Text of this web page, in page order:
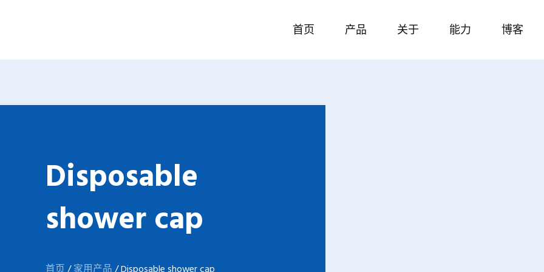
容
首页 产品 关于 能力 博客
Disposable
shower cap
首页 /家用产品 / Disposable shower cap